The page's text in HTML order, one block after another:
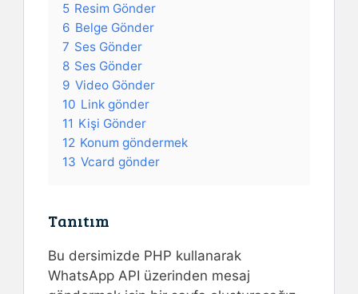
5 Resim Gönder
6 Belge Gönder
7 Ses Gönder
8 Ses Gönder
9 Video Gönder
10 Link gönder
11 Kişi Gönder
12 Konum göndermek
13 Vcard gönder
Tanıtım
Bu dersimizde PHP kullanarak
WhatsApp API üzerinden mesaj